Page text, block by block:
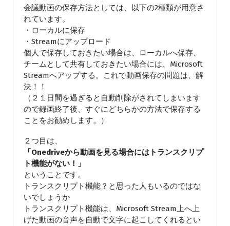
会議動画の保存方法としては、以下の2種類が用意さ
れています。
・ローカルに保存
・Streamにアップロード
個人で保存しておきたい場合は、ローカルへ保存、
チームとして共有しておきたい場合には、Microsoft
Streamへアップする。これで動画保存の問題は、解
決！！
（２１日間を過ぎると自動削除がされてしまいます
ので録画終了後、すぐにどちらかの方法で保存する
ことをお勧めします。）
２つ目は、
「Onedriveから動画を見る場合にはトランスクリプ
ト機能がない！」
ということです。
トランスクリプト機能？と思った人もいるのではな
いでしょうか
トランスクリプト機能は、Microsoft Stream上へ上
げた動画の音声を自動で文字に起こしてくれるとい